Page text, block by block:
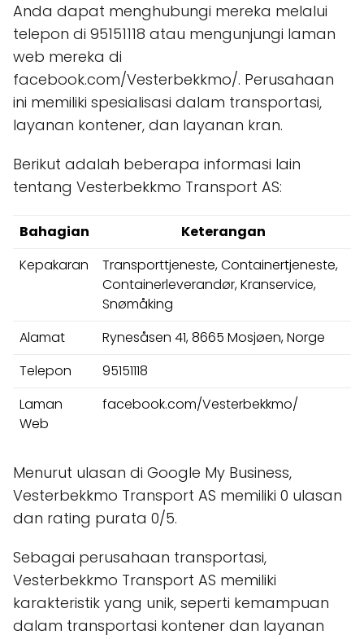
Anda dapat menghubungi mereka melalui
telepon di 95151118 atau mengunjungi laman
web mereka di
facebook.com/Vesterbekkmo/. Perusahaan
ini memiliki spesialisasi dalam transportasi,
layanan kontener, dan layanan kran.
Berikut adalah beberapa informasi lain
tentang Vesterbekkmo Transport AS:
Bahagian
Keterangan
Kepakaran
Transporttjeneste, Containertjeneste,
Containerleverandør, Kranservice,
Snømåking
Alamat
Rynesåsen 41, 8665 Mosjøen, Norge
Telepon
95151118
Laman
Web
facebook.com/Vesterbekkmo/
Menurut ulasan di Google My Business,
Vesterbekkmo Transport AS memiliki 0 ulasan
dan rating purata 0/5.
Sebagai perusahaan transportasi,
Vesterbekkmo Transport AS memiliki
karakteristik yang unik, seperti kemampuan
dalam transportasi kontener dan layanan